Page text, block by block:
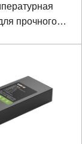
прочного